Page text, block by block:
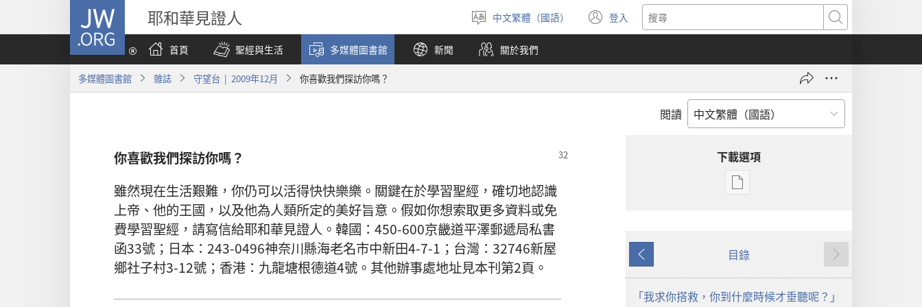
JW.ORG 耶和華見證人
選
擇
語
言
中文繁體（國語） 登入
（開
啟
視
搜
尋
首頁
聖經與生活 多媒體圖書館 新聞 關於我們
多媒體圖書館 雜誌 守望台 | 2009年12月 你喜歡我們探訪你嗎？
閲讀
你喜歡我們探訪你嗎？
雖然現在生活艱難，你仍可以活得快快樂樂。關鍵在於學習聖經，確切地認識
上帝、他的王國，以及他為人類所定的美好旨意。假如你想索取更多資料或免
費學習聖經，請寫信給耶和華見證人。韓國：450-600京畿道平澤郵遞局私書
函33號；日本：243-0496神奈川縣海老名市中新田4-7-1；台灣：32746新屋
鄉社子村3-12號；香港：九龍塘根德道4號。其他辦事處地址見本刊第2頁。
下載選項
出
載
項
上
一
頁
目錄
下
一
頁
「我求你搭救，你到什麼時候才垂聽呢？」